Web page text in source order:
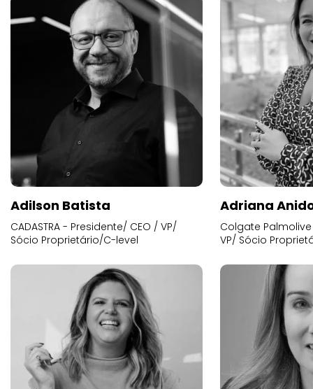
Adilson Batista
CADASTRA - Presidente/ CEO / VP/
Sócio Proprietário/C-level
Adriana
Colgate
VP/ Sócio